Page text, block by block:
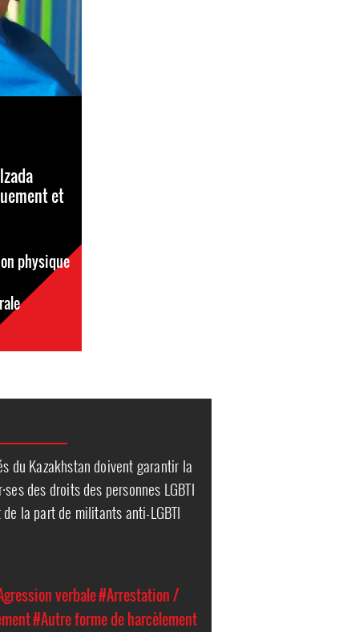
et
physique
du Kazakhstan doivent garantir la
des droits des personnes LGBTI
la part de militants anti-LGBTI
verbale#Arrestation /
#Autre forme de harcèlement